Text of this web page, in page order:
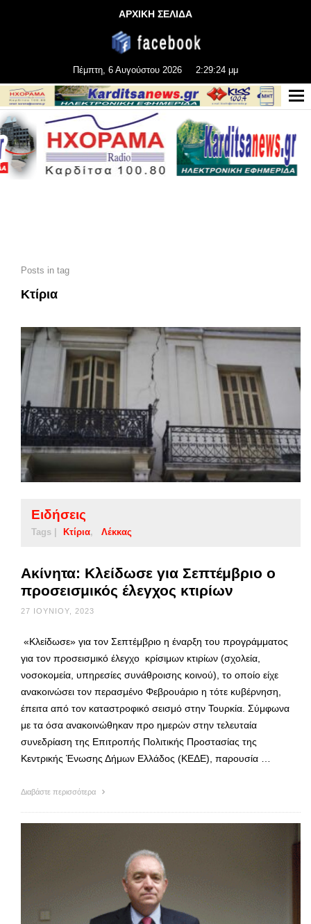
ΑΡΧΙΚΗ ΣΕΛΙΔΑ
Πέμπτη, 6 Αυγούστου 2026 2:29:26 μμ
Posts in tag
Κτίρια
Ειδήσεις
Tags | Κτίρια Λέκκας
Ακίνητα: Κλείδωσε για Σεπτέμβριο ο
προσεισμικός έλεγχος κτιρίων
27 ΙΟΥΝΊΟΥ, 2023
«Κλείδωσε» για τον Σεπτέμβριο η έναρξη του προγράμματος
για τον προσεισμικό έλεγχο κρίσιμων κτιρίων (σχολεία,
νοσοκομεία, υπηρεσίες συνάθροισης κοινού), το οποίο είχε
ανακοινώσει τον περασμένο Φεβρουάριο η τότε κυβέρνηση,
έπειτα από τον καταστροφικό σεισμό στην Τουρκία. Σύμφωνα
με τα όσα ανακοινώθηκαν προ ημερών στην τελευταία
συνεδρίαση της Επιτροπής Πολιτικής Προστασίας της
Κεντρικής Ένωσης Δήμων Ελλάδος (ΚΕΔΕ), παρουσία …
Διαβάστε περισσότερα